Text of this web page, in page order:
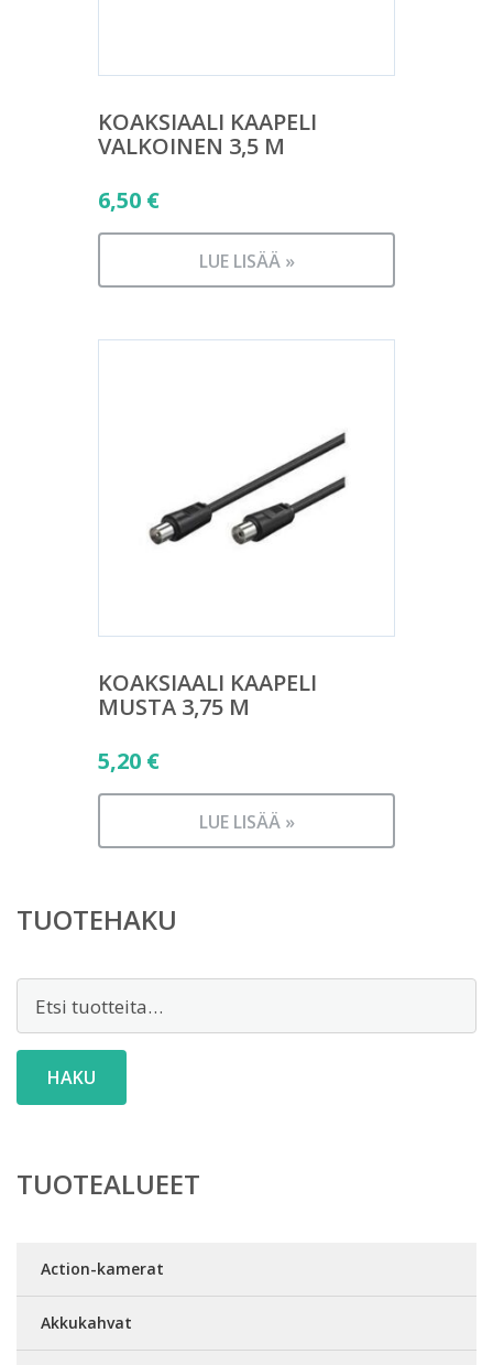
KOAKSIAALI KAAPELI
VALKOINEN 3,5 M
6,50 €
LUE LISÄÄ »
KOAKSIAALI KAAPELI
MUSTA 3,75 M
5,20 €
LUE LISÄÄ »
TUOTEHAKU
HAKU
TUOTEALUEET
Action-kamerat
Akkukahvat